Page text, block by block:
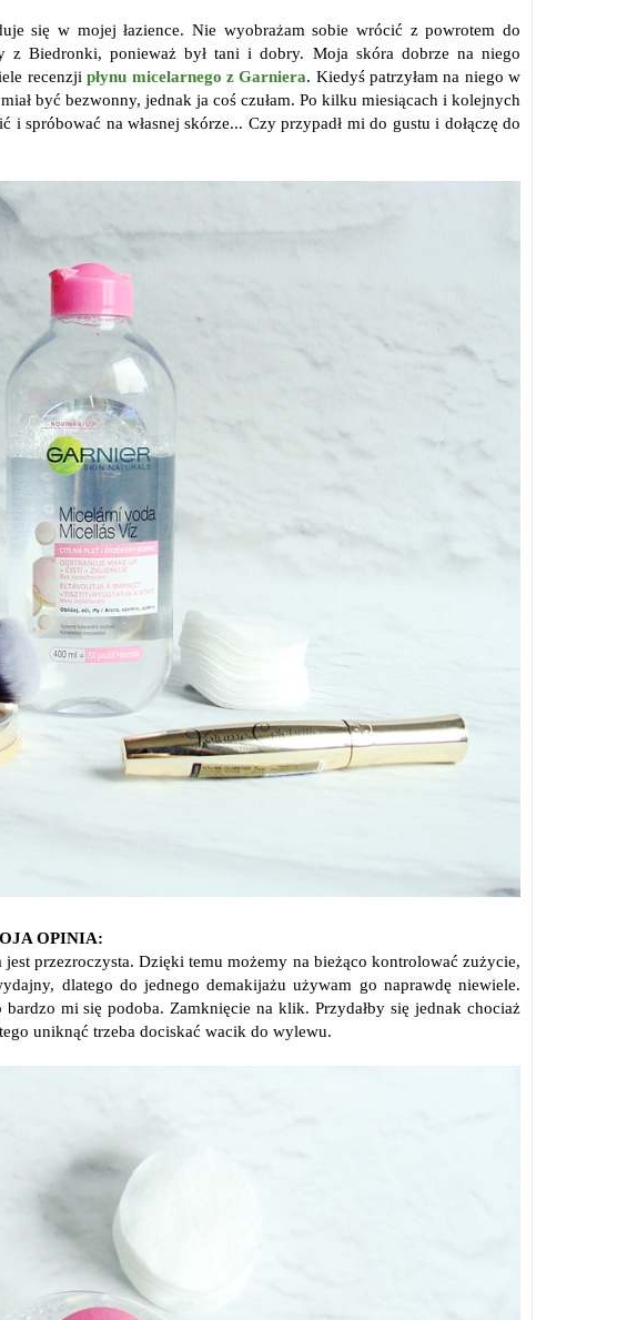
się w mojej łazience. Nie wyobrażam sobie wrócić z powrotem do
z Biedronki, ponieważ był tani i dobry. Moja skóra dobrze na niego
recenzjipłynu micelarnego z Garniera. Kiedyś patrzyłam na niego w
być bezwonny, jednak ja coś czułam. Po kilku miesiącach i kolejnych
spróbować na własnej skórze... Czy przypadł mi do gustu i dołączę do
OPINIA:
przezroczysta. Dzięki temu możemy na bieżąco kontrolować zużycie,
dlatego do jednego demakijażu używam go naprawdę niewiele.
mi się podoba. Zamknięcie na klik. Przydałby się jednak chociaż
uniknąć trzeba dociskać wacik do wylewu.